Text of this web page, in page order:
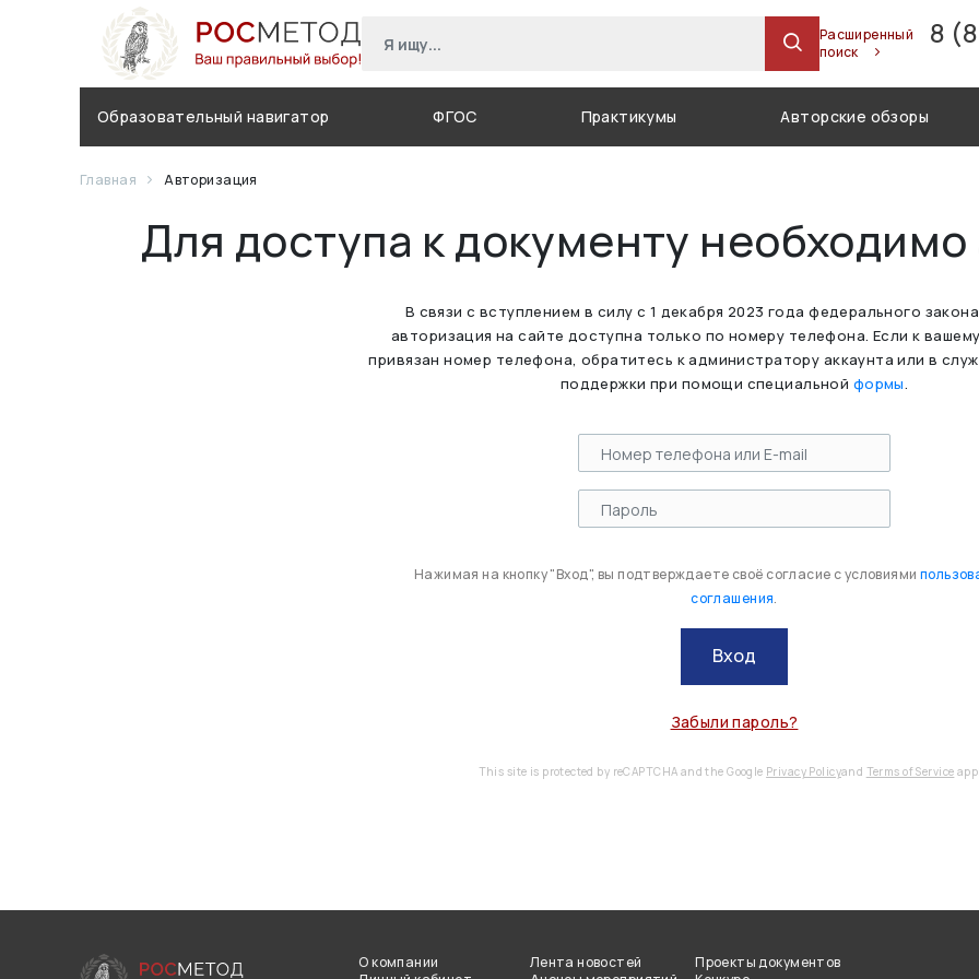
Расширенный
поиск
8
Образовательный навигатор ФГОС Практикумы Авторские обзоры
Главная Авторизация
Для доступа к документу необходимо
В связи с вступлением в силу с 1 декабря 2023 года федерального
авторизация на сайте доступна только по номеру телефона. Если к
привязан номер телефона, обратитесь к администратору аккаунта или в
поддержки при помощи специальной формы.
Нажимая на кнопку "Вход", вы подтверждаете своё согласие с условиями
соглашения.
Вход
Забыли пароль?
This site is protected by reCAPTCHA and the Google Privacy Policyand Terms of Service
О компании
Лента новостей
Проекты документов